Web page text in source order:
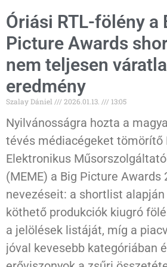
Óriási RTL-fölény a
Picture Awards
nem teljesen
eredmény
Szalay Dániel 2026.01.13. 13:05
Nyilvánosságra hozta a
tévés médiacégeket tömörítő
Elektronikus
(MEME) a Big Picture Awards
nevezéseit: a shortlist alapján
köthető produkciók kiugró
a jelölések listáját, míg a
jóval kevesebb kategóriában